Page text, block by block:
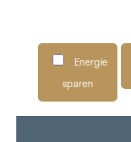
Energie
sparen